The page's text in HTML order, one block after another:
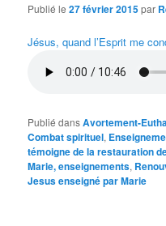
Publié le27 février 2015par
Jésus, quand l’Esprit me
Publié dansAvortement-
Combat spirituel,
témoigne de la restauration
Marie, enseignements,
Jesus enseigné par Marie